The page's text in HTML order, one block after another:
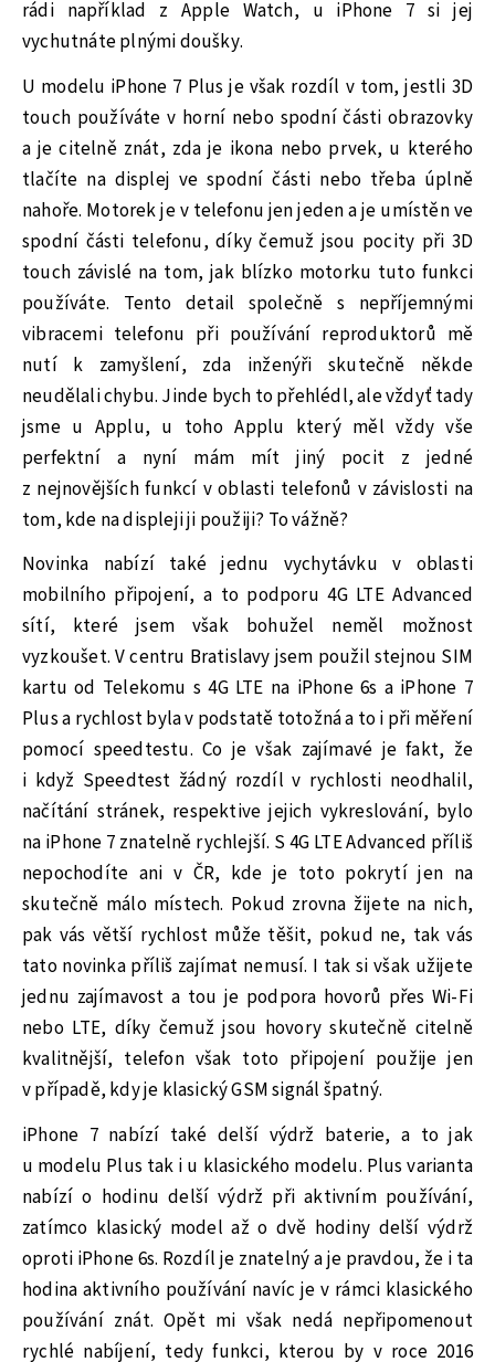
rádi například z Apple Watch, u iPhone 7 si jej
vychutnáte plnými doušky.
U modelu iPhone 7 Plus je však rozdíl v tom, jestli 3D
touch používáte v horní nebo spodní části obrazovky
a je citelně znát, zda je ikona nebo prvek, u kterého
tlačíte na displej ve spodní části nebo třeba úplně
nahoře. Motorek je v telefonu jen jeden a je umístěn ve
spodní části telefonu, díky čemuž jsou pocity při 3D
touch závislé na tom, jak blízko motorku tuto funkci
používáte. Tento detail společně s nepříjemnými
vibracemi telefonu při používání reproduktorů mě
nutí k zamyšlení, zda inženýři skutečně někde
neudělali chybu. Jinde bych to přehlédl, ale vždyť tady
jsme u Applu, u toho Applu který měl vždy vše
perfektní a nyní mám mít jiný pocit z jedné
z nejnovějších funkcí v oblasti telefonů v závislosti na
tom, kde na displeji ji použiji? To vážně?
Novinka nabízí také jednu vychytávku v oblasti
mobilního připojení, a to podporu 4G LTE Advanced
sítí, které jsem však bohužel neměl možnost
vyzkoušet. V centru Bratislavy jsem použil stejnou SIM
kartu od Telekomu s 4G LTE na iPhone 6s a iPhone 7
Plus a rychlost byla v podstatě totožná a to i při měření
pomocí speedtestu. Co je však zajímavé je fakt, že
i když Speedtest žádný rozdíl v rychlosti neodhalil,
načítání stránek, respektive jejich vykreslování, bylo
na iPhone 7 znatelně rychlejší. S 4G LTE Advanced příliš
nepochodíte ani v ČR, kde je toto pokrytí jen na
skutečně málo místech. Pokud zrovna žijete na nich,
pak vás větší rychlost může těšit, pokud ne, tak vás
tato novinka příliš zajímat nemusí. I tak si však užijete
jednu zajímavost a tou je podpora hovorů přes Wi-Fi
nebo LTE, díky čemuž jsou hovory skutečně citelně
kvalitnější, telefon však toto připojení použije jen
v případě, kdy je klasický GSM signál špatný.
iPhone 7 nabízí také delší výdrž baterie, a to jak
u modelu Plus tak i u klasického modelu. Plus varianta
nabízí o hodinu delší výdrž při aktivním používání,
zatímco klasický model až o dvě hodiny delší výdrž
oproti iPhone 6s. Rozdíl je znatelný a je pravdou, že i ta
hodina aktivního používání navíc je v rámci klasického
používání znát. Opět mi však nedá nepřipomenout
rychlé nabíjení, tedy funkci, kterou by v roce 2016